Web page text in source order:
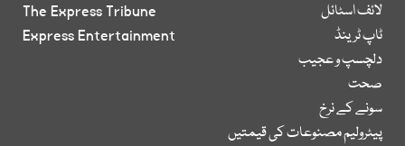
لائف اسٹائل
ٹاپ ٹرینڈ
دلچسپ و عجیب
صحت
سونے کے نرخ
پیٹرولیم مصنوعات کی قیمتیں
The Express Tribune
Express Entertainment